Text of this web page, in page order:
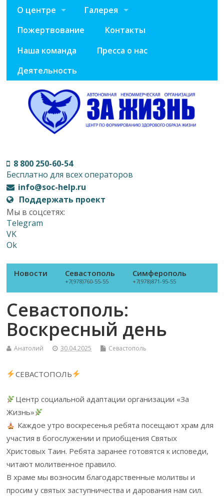
О центре
Галерея
Пожертвование
Контакты
Наша команда
Пресса о нас
Деятельность
8 800 250-60-54
Бесплатно для всех операторов
info@soc-help.ru
Поддержать проект
Мы в соцсетях:
Telegram
VK
Ok
Новости Севастополь
+7(978)760-55-55
Симферополь
+7(978)871-95-55
Севастополь:
Воскресный день
Анатолий 30.04.2025 Севастополь
СЕВАСТОПОЛЬ
Центр социальной адаптации организации «За
Жизнь»
Каждое утро воскресенья ребята посещают храм для
участия в богослужении и приобщения Святых
Христовых Таин. Ребята заранее готовятся к исповеди,
читают молитвенное правило.
В храме мы возносим благодарственные молитвы и
просим у святых заступничества и дарования нам сил.